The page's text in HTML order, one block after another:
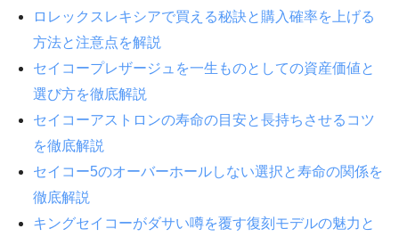
ロレックスレキシアで買える秘訣と購入確率を上げる
方法と注意点を解説
セイコープレザージュを一生ものとしての資産価値と
選び方を徹底解説
セイコーアストロンの寿命の目安と長持ちさせるコツ
を徹底解説
セイコー5のオーバーホールしない選択と寿命の関係を
徹底解説
キングセイコーがダサい噂を覆す復刻モデルの魅力と